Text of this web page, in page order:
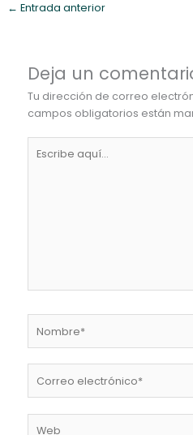
← Entrada anterior
Deja un
Tu dirección de correo
campos obligatorios están
aquí...
electrónico*